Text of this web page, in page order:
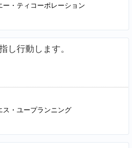
・ティコーポレーション
し行動します。
・ユープランニング